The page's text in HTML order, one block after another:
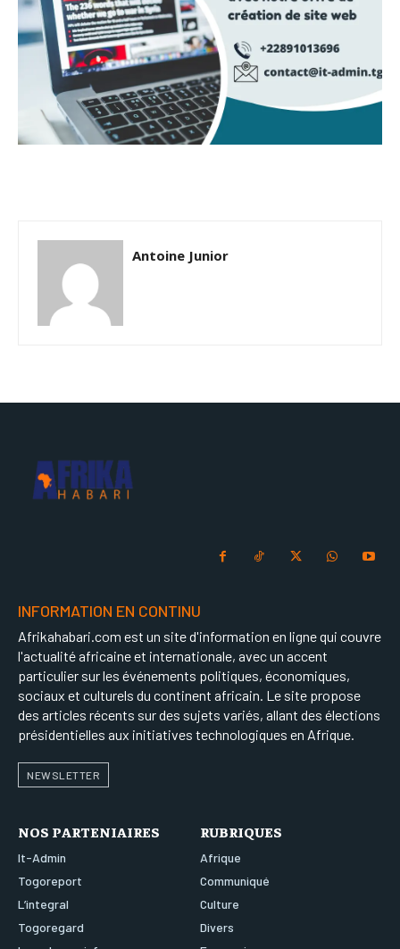
Antoine Junior
INFORMATION EN CONTINU
Afrikahabari.com est un site d'information en ligne qui couvre
l'actualité africaine et internationale, avec un accent
particulier sur les événements politiques, économiques,
sociaux et culturels du continent africain. Le site propose
des articles récents sur des sujets variés, allant des élections
présidentielles aux initiatives technologiques en Afrique.
NEWSLETTER
NOS PARTENIAIRES
It-Admin
Togoreport
L’integral
Togoregard
RUBRIQUES
Afrique
Communiqué
Culture
Divers